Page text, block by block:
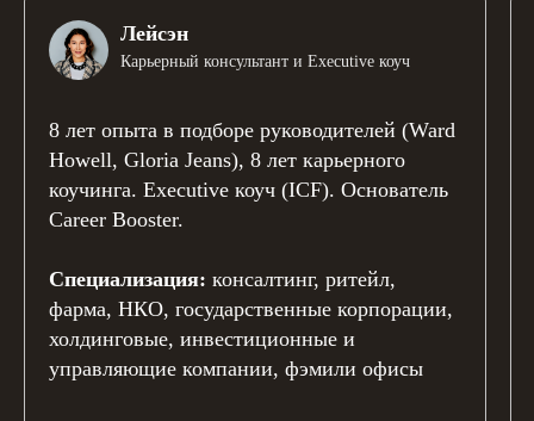
Лейсэн
Карьерный консультант и Executive коуч
8 лет опыта в подборе руководителей (Ward
Howell, Gloria Jeans), 8 лет карьерного
коучинга. Executive коуч (ICF). Основатель
Career Booster.
Специализация: консалтинг, ритейл,
фарма, НКО, государственные корпорации,
холдинговые, инвестиционные и
управляющие компании, фэмили офисы